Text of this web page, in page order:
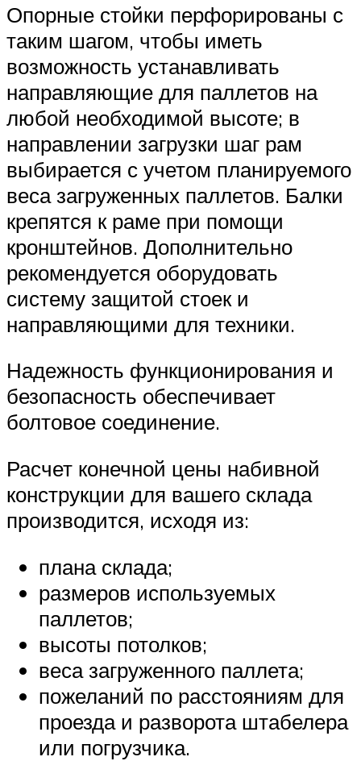
Опорные стойки перфорированы с
таким шагом, чтобы иметь
возможность устанавливать
направляющие для паллетов на
любой необходимой высоте; в
направлении загрузки шаг рам
выбирается с учетом планируемого
веса загруженных паллетов. Балки
крепятся к раме при помощи
кронштейнов. Дополнительно
рекомендуется оборудовать
систему защитой стоек и
направляющими для техники.
Надежность функционирования и
безопасность обеспечивает
болтовое соединение.
Расчет конечной цены набивной
конструкции для вашего склада
производится, исходя из:
плана склада;
размеров используемых
паллетов;
высоты потолков;
веса загруженного паллета;
пожеланий по расстояниям для
проезда и разворота штабелера
или погрузчика.